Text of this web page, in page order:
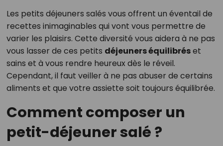
Les petits déjeuners salés vous offrent un éventail de
recettes inimaginables qui vont vous permettre de
varier les plaisirs. Cette diversité vous aidera à ne pas
vous lasser de ces petits déjeuners équilibréset
sains et à vous rendre heureux dès le réveil.
Cependant, il faut veiller à ne pas abuser de certains
aliments et que votre assiette soit toujours équilibrée.
Comment composer un
petit-déjeuner salé ?